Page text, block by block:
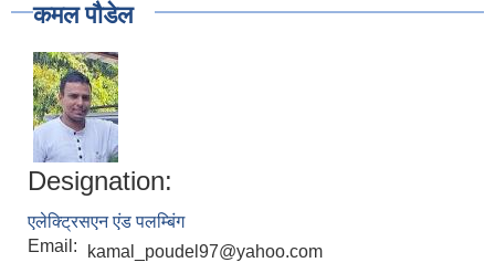
कमल पौडेल
Designation:
एलेक्ट्रिसएन एंड पलम्बिंग
Email:
kamal_poudel97@yahoo.com